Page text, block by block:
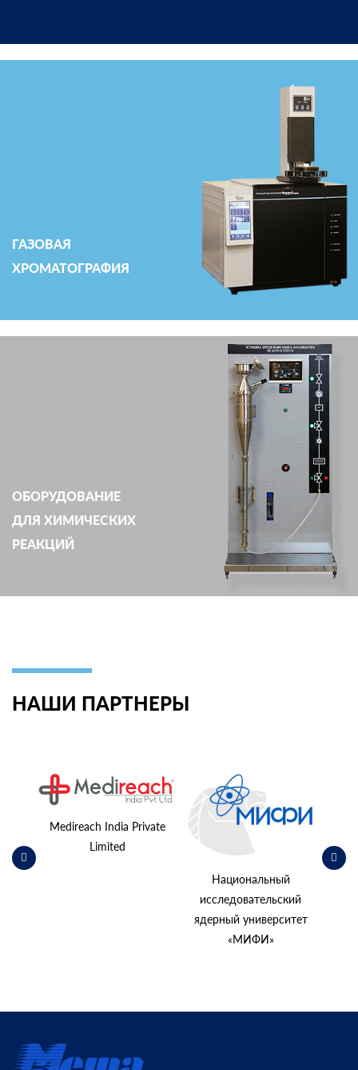
ГАЗОВАЯ
ХРОМАТОГРАФИЯ
ОБОРУДОВАНИЕ
ДЛЯ ХИМИЧЕСКИХ
РЕАКЦИЙ
НАШИ ПАРТНЕРЫ
Medireach India Private
Limited
Национальный
исследовательский
ядерный университет
«МИФИ»